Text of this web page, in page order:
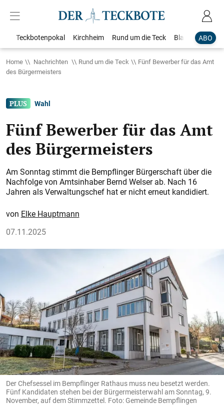
ABO
Teckbotenpokal Kirchheim Rund um die Teck Blaulicht
Home Nachrichten Rund um die Teck
Fünf Bewerber für das Amt
des Bürgermeisters
Wahl
Fünf Bewerber für das Amt
des Bürgermeisters
Am Sonntag stimmt die Bempflinger Bürgerschaft über die
Nachfolge von Amtsinhaber Bernd Welser ab. Nach 16
Jahren als Verwaltungschef hat er nicht erneut kandidiert.
Elke Hauptmann
07.11.2025
Der Chefsessel im Bempflinger Rathaus muss neu besetzt werden.
Fünf Kandidaten stehen bei der Bürgermeisterwahl am Sonntag, 9.
November, auf dem Stimmzettel. Foto: Gemeinde Bempflingen